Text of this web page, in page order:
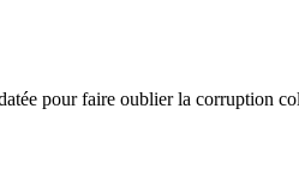
pour faire oublier la corruption